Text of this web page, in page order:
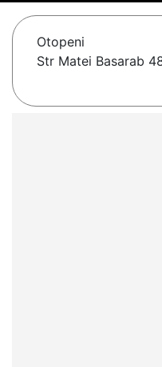
Otopeni
Str Matei Basarab